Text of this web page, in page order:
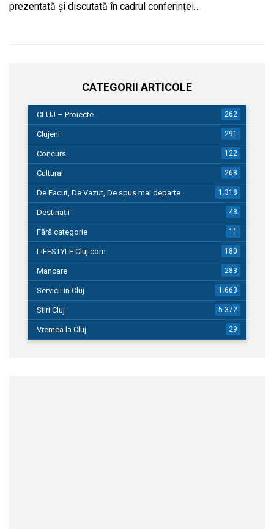
prezentată și discutată în cadrul conferinței…
CATEGORII ARTICOLE
CLUJ – Proiecte 262
Clujeni 291
Concurs 122
Cultural 268
De Facut, De Vazut, De spus mai departe… 1.318
Destinații 43
Fără categorie 11
LIFESTYLE Cluj.com 180
Mancare 283
Servicii in Cluj 1.663
Stiri Cluj 5.372
Vremea la Cluj 29